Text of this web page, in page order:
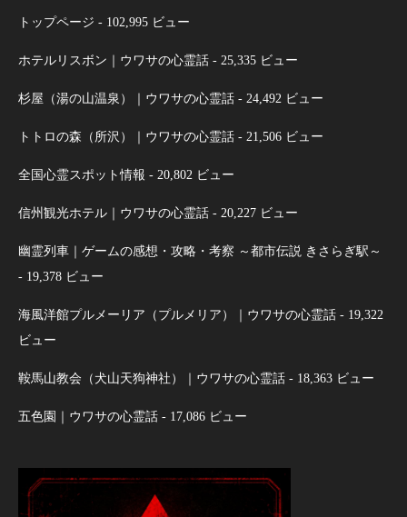
トップページ - 102,995 ビュー
ホテルリスボン｜ウワサの心霊話 - 25,335 ビュー
杉屋（湯の山温泉）｜ウワサの心霊話 - 24,492 ビュー
トトロの森（所沢）｜ウワサの心霊話 - 21,506 ビュー
全国心霊スポット情報 - 20,802 ビュー
信州観光ホテル｜ウワサの心霊話 - 20,227 ビュー
幽霊列車｜ゲームの感想・攻略・考察 ～都市伝説 きさらぎ駅～
- 19,378 ビュー
海風洋館プルメーリア（プルメリア）｜ウワサの心霊話 - 19,322
ビュー
鞍馬山教会（犬山天狗神社）｜ウワサの心霊話 - 18,363 ビュー
五色園｜ウワサの心霊話 - 17,086 ビュー